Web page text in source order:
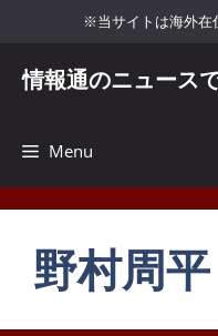
キ
※当サイトは海外在
情報通のニュース
Menu
野村周平